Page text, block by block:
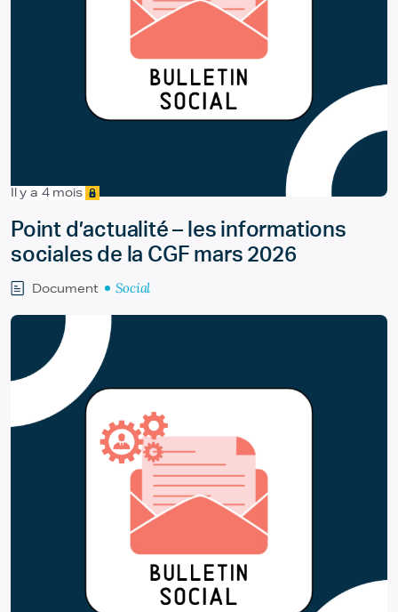
Il y a 4 mois
Point d’actualité – les informations
sociales de la CGF mars 2026
Document Social